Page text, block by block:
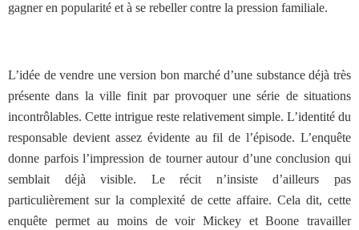
gagner en popularité et à se rebeller contre la pression familiale.
L’idée de vendre une version bon marché d’une substance déjà très
présente dans la ville finit par provoquer une série de situations
incontrôlables. Cette intrigue reste relativement simple. L’identité du
responsable devient assez évidente au fil de l’épisode. L’enquête
donne parfois l’impression de tourner autour d’une conclusion qui
semblait déjà visible. Le récit n’insiste d’ailleurs pas
particulièrement sur la complexité de cette affaire. Cela dit, cette
enquête permet au moins de voir Mickey et Boone travailler